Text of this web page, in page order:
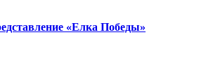
«Елка Победы»